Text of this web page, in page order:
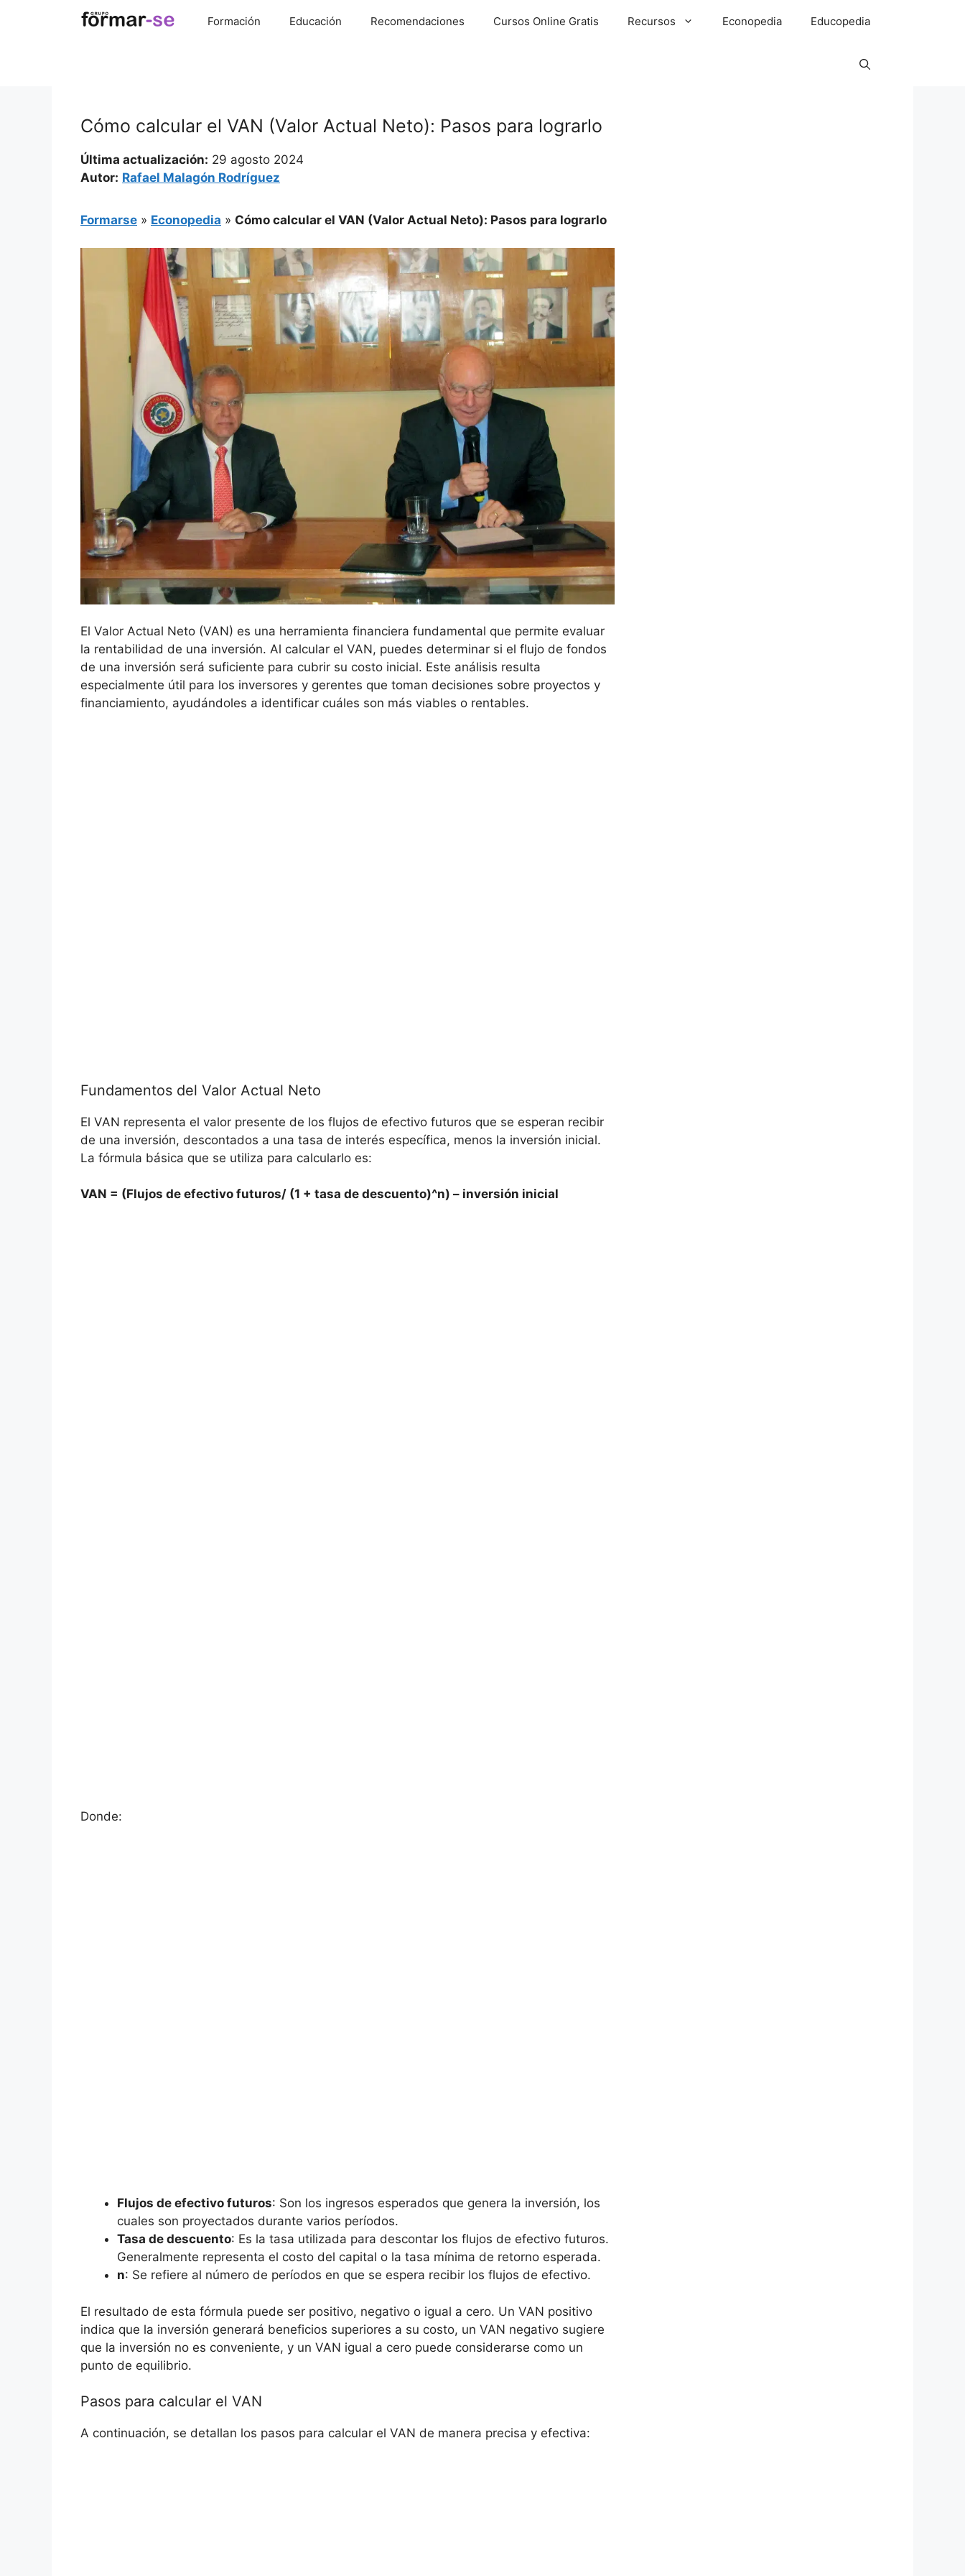
Formación Educación Recomendaciones Cursos Online Gratis Recursos Econopedia Educopedia
Cómo calcular el VAN (Valor Actual Neto): Pasos para lograrlo
Última actualización: 29 agosto 2024
Autor: Rafael Malagón Rodríguez
Formarse » Econopedia » Cómo calcular el VAN (Valor Actual Neto): Pasos para lograrlo
El Valor Actual Neto (VAN) ⁢es una herramienta financiera fundamental​ que permite evaluar
la rentabilidad de una inversión. ​Al calcular el VAN, puedes determinar si el flujo de fondos
de una⁤ inversión será suficiente para cubrir su costo⁣ inicial. Este ​análisis resulta
especialmente​ útil para los ⁤inversores y gerentes que toman decisiones sobre proyectos y
financiamiento, ayudándoles a identificar cuáles son ‍más viables o rentables.
Fundamentos del Valor‍ Actual Neto
El VAN representa el valor presente de los flujos de efectivo futuros que se esperan recibir
de una inversión, ​descontados a una ⁢tasa de interés específica,⁢ menos ⁢la inversión‍ inicial.
La‌ fórmula⁣ básica que se utiliza ‍para calcularlo es:
VAN = (Flujos de ‍efectivo futuros/ (1 + tasa de descuento)^n)⁤ – ⁢inversión​ inicial
Donde:
Flujos de efectivo futuros: ​Son los ⁤ingresos esperados que ‌genera la inversión, los
cuales son proyectados durante‍ varios períodos.
Tasa de descuento: Es la tasa utilizada⁢ para descontar‍ los flujos‍ de efectivo futuros.
Generalmente ‍representa⁣ el costo del capital o la ⁢tasa⁢ mínima de retorno‍ esperada.
n: Se refiere al número de períodos en que se espera recibir los flujos de efectivo.
El resultado de esta⁤ fórmula puede​ ser positivo, negativo o ‌igual a cero. Un VAN positivo
indica que la inversión generará beneficios superiores a su costo, un VAN negativo sugiere
que la inversión no es conveniente, y un VAN igual a cero puede‌ considerarse como un
punto de equilibrio.
Pasos para calcular ‌el VAN
A continuación, se⁢ detallan los ⁢pasos para calcular el VAN‌ de manera precisa y efectiva: